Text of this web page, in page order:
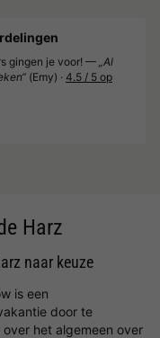
gingen je voor! — „Al
(Emy) · 4.5 / 5 op
Harz
naar keuze
is een
door te
het algemeen over